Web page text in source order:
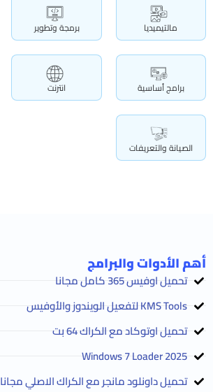
مالتيميديا برمجة وتطوير
برامج أساسية انترنت
الصيانة والتعريفات
أهم الأدوات والبرامج
تحميل اوفيس 365 كامل مجانا
KMS Tools لتفعيل الويندوز والأوفيس
تحميل اوتوكاد مع الكراك 64 بت
2025 Windows 7 Loader
تحميل داونلود مانجر مع الكراك الاصلي مجانا